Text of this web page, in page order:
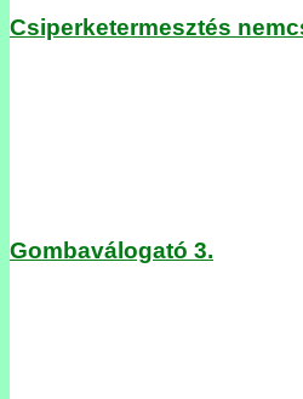
Csiperketermesztés
Gombaválogató 3.